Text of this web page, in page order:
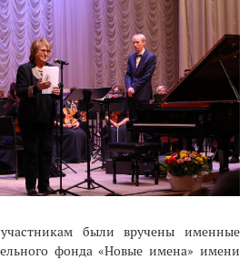
были вручены именные
фонда «Новые имена» имени